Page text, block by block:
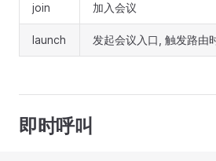
join 加入会议
launch 发起会议入口, 触发路由
即时呼叫